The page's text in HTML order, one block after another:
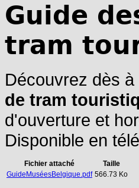
Guide
tram
Découvrez dès
de tram
d'ouverture et
Disponible en
Fichier attaché
Taille
GuideMuséesBelgique.pdf 566.73 Ko